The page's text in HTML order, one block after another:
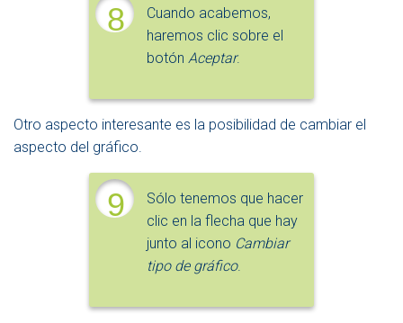
8
Cuando acabemos,
haremos clic sobre el
botón Aceptar.
Otro aspecto interesante es la posibilidad de cambiar el
aspecto del gráfico.
9
Sólo tenemos que hacer
clic en la flecha que hay
junto al icono Cambiar
tipo de gráfico.